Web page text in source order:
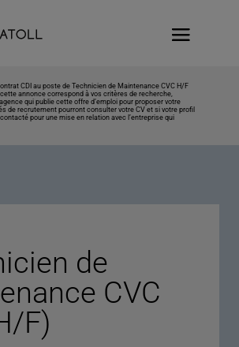
CDI au poste de Technicien de Maintenance CVC H/F
annonce correspond à vos critères de recherche,
qui publie cette offre d’emploi pour proposer votre
de recrutement pourront consulter votre CV et si votre profil
pour une mise en relation avec l’entreprise qui
de
CVC
F)